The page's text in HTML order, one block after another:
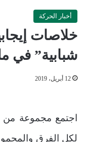
أخبار الحركة
خلاصات
شبابية” في
12 أبريل، 2019
اجتمع مجموعة من
لكل الفرق